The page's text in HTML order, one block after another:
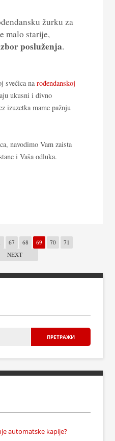
žurku za
malo starije,
posluženja.
svećica narođendanskoj
ukusni i divno
izuzetka mame pažnju
navodimo Vam zaista
i Vaša odluka.
67 68 69 70
71
NEXT
automatske kapije?